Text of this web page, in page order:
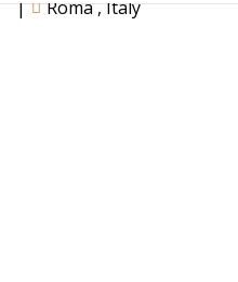
| Roma , Italy